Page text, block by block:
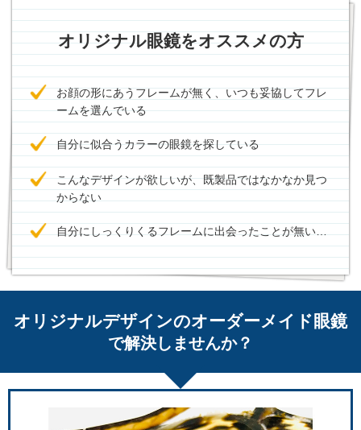
オリジナル眼鏡をオススメの方
お顔の形にあうフレームが無く、いつも妥協してフレ
ームを選んでいる
自分に似合うカラーの眼鏡を探している
こんなデザインが欲しいが、既製品ではなかなか見つ
からない
自分にしっくりくるフレームに出会ったことが無い…
オリジナルデザインのオーダーメイド眼鏡
で解決しませんか？